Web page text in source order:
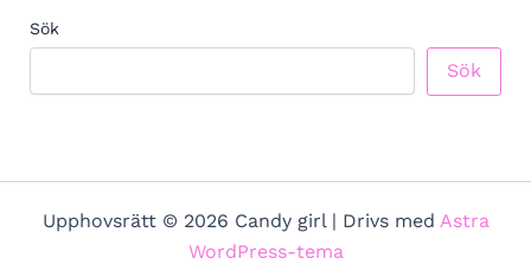
Sök
Sök
Upphovsrätt © 2026 Candy girl | Drivs med Astra
WordPress-tema